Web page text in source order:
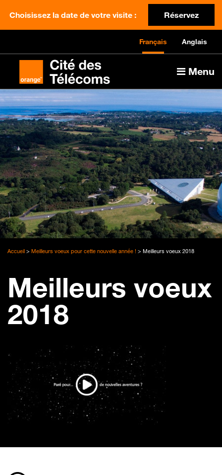
Choisissez la date de votre visite : Réservez
Français Anglais
Menu
Accueil > Meilleurs voeux pour cette nouvelle année ! > Meilleurs voeux 2018
Meilleurs voeux
2018